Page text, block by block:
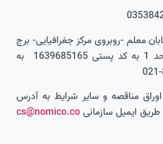
معلم -روبروی مرکز جغرافیایی- برج
فردوسی طبقه ششم واحد 1 به کد پستی 1639685165 به
مناقصه و سایر شرایط به آدرس
طریق ایمیل سازمانیcs@nomico.co